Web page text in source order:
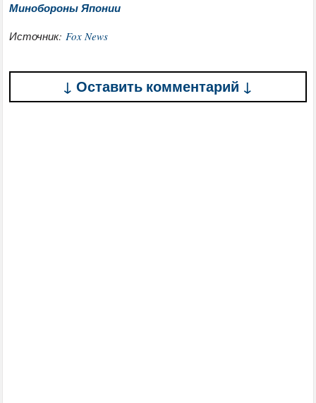
Минобороны Японии
Источник:Fox News
↓ Оставить комментарий ↓